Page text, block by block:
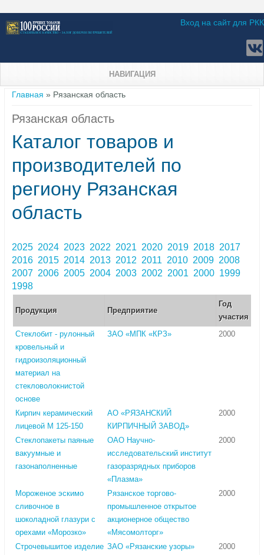
Вход на сайт для РКК
НАВИГАЦИЯ
Вы здесь
Главная » Рязанская область
Рязанская область
Каталог товаров и
производителей по
региону Рязанская
область
2025 2024 2023 2022 2021 2020 2019 2018 2017
2016 2015 2014 2013 2012 2011 2010 2009 2008
2007 2006 2005 2004 2003 2002 2001 2000 1999
1998
Продукция Предприятие
Год
участия
Стеклобит - рулонный
кровельный и
гидроизоляционный
материал на
стекловолокнистой
основе
ЗАО «МПК «КРЗ» 2000
Кирпич керамический
лицевой М 125-150
АО «РЯЗАНСКИЙ
КИРПИЧНЫЙ ЗАВОД»
2000
Стеклопакеты паяные
вакуумные и
газонаполненные
ОАО Научно-
исследовательский институт
газоразрядных приборов
«Плазма»
2000
Мороженое эскимо
сливочное в
шоколадной глазури с
орехами «Морозко»
Рязанское торгово-
промышленное открытое
акционерное общество
«Мясомолторг»
2000
Строчевышитое изделие ЗАО «Рязанские узоры» 2000